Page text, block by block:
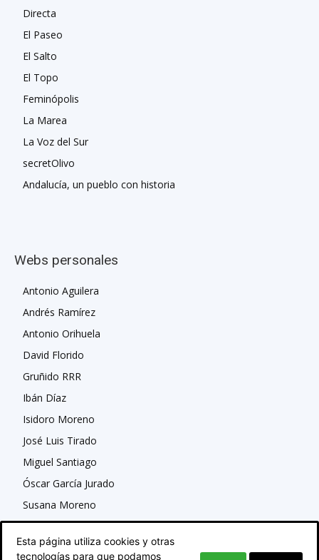
Directa
El Paseo
El Salto
El Topo
Feminópolis
La Marea
La Voz del Sur
secretOlivo
Andalucía, un pueblo con historia
Webs personales
Antonio Aguilera
Andrés Ramírez
Antonio Orihuela
David Florido
Gruñido RRR
Ibán Díaz
Isidoro Moreno
José Luis Tirado
Miguel Santiago
Óscar García Jurado
Susana Moreno
Esta página utiliza cookies y otras
tecnologías para que podamos